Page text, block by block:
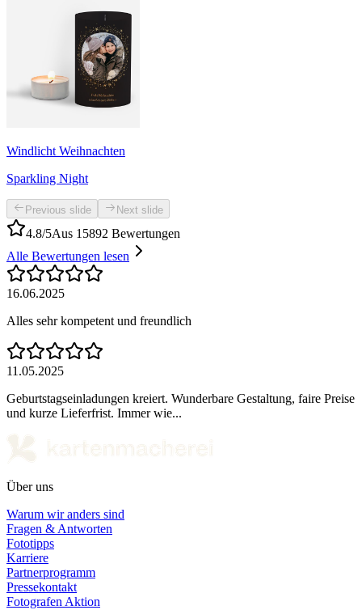
Windlicht Weihnachten
Sparkling Night
Previous slide Next slide
4.8/5Aus 15892 Bewertungen
Alle Bewertungen lesen
16.06.2025
Alles sehr kompetent und freundlich
11.05.2025
Geburtstagseinladungen kreiert. Wunderbare Gestaltung, faire Preise
und kurze Lieferfrist. Immer wie...
Über uns
Warum wir anders sind
Fragen & Antworten
Fototipps
Karriere
Partnerprogramm
Pressekontakt
Fotografen Aktion